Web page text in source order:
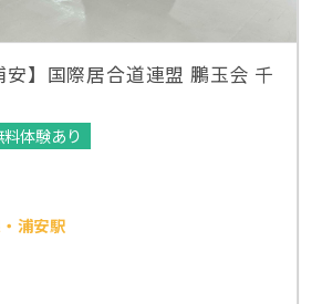
】国際居合道連盟 鵬玉会 千
料体験あり
浦安駅